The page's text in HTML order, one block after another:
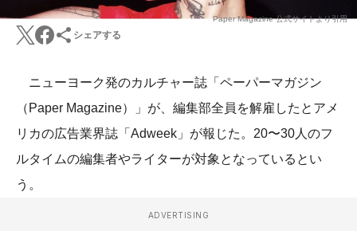
Paper Magazine 公式サイトより引用
シェアする
ニューヨーク発のカルチャー誌「ペーパーマガジン
（Paper Magazine）」が、編集部全員を解雇したとアメ
リカの広告業界誌「Adweek」が報じた。20〜30人のフ
ルタイムの編集者やライターが対象となっているとい
う。
ADVERTISING